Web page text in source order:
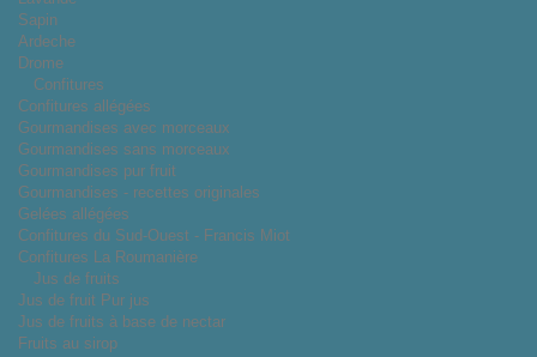
Sapin
Ardeche
Drome
Confitures
Confitures allégées
Gourmandises avec morceaux
Gourmandises sans morceaux
Gourmandises pur fruit
Gourmandises - recettes originales
Gelées allégées
Confitures du Sud-Ouest - Francis Miot
Confitures La Roumanière
Jus de fruits
Jus de fruit Pur jus
Jus de fruits à base de nectar
Fruits au sirop